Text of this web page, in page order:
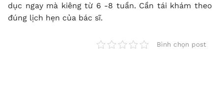
dục ngay mà kiêng từ 6 -8 tuần. Cần tái khám theo
đúng lịch hẹn của bác sĩ.
Bình chọn post